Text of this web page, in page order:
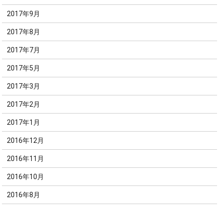
2017年9月
2017年8月
2017年7月
2017年5月
2017年3月
2017年2月
2017年1月
2016年12月
2016年11月
2016年10月
2016年8月